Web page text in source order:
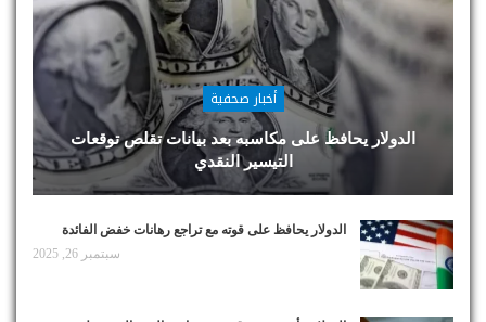
أخبار صحفية
الدولار يحافظ على مكاسبه بعد بيانات تقلص توقعات
التيسير النقدي
الدولار يحافظ على قوته مع تراجع رهانات خفض الفائدة
سبتمبر 26, 2025